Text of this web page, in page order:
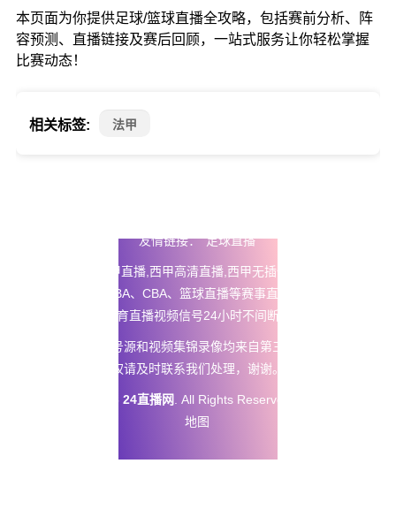
本页面为你提供足球/篮球直播全攻略，包括赛前分析、阵
容预测、直播链接及赛后回顾，一站式服务让你轻松掌握
比赛动态！
相关标签: 法甲
友情链接：足球直播
提供西甲直播,西甲高清直播,西甲无插件免费直播以及五
大联赛直播、NBA、CBA、篮球直播等赛事直播在线观看无插
件，体育直播视频信号24小时不间断更新。
本站所有直播信号源和视频集锦录像均来自第三方平台，如有侵
权请及时联系我们处理，谢谢。
Copyright © 202524直播网. All Rights Reserved 版权所有
地图